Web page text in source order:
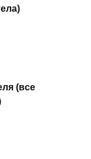
(все